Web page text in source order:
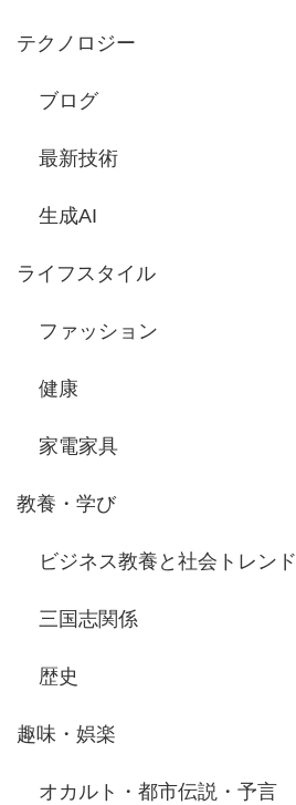
テクノロジー
ブログ
最新技術
生成AI
ライフスタイル
ファッション
健康
家電家具
教養・学び
ビジネス教養と社会トレンド
三国志関係
歴史
趣味・娯楽
オカルト・都市伝説・予言